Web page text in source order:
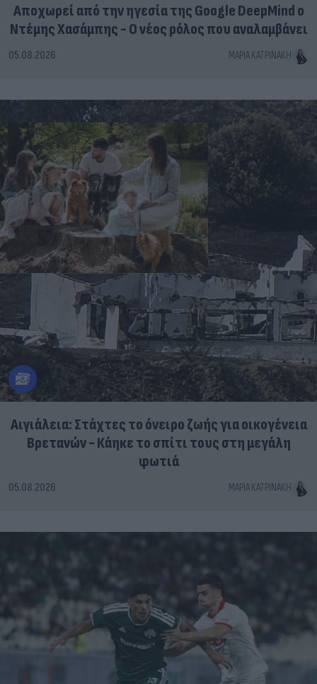
Αποχωρεί από την ηγεσία της Google DeepMind ο
Ντέμης Χασάμπης - Ο νέος ρόλος που αναλαμβάνει
05.08.2026 ΜΑΡΊΑ ΚΑΤΡΙΝΆΚΗ
Αιγιάλεια: Στάχτες το όνειρο ζωής για οικογένεια
Βρετανών - Κάηκε το σπίτι τους στη μεγάλη
φωτιά
05.08.2026 ΜΑΡΊΑ ΚΑΤΡΙΝΆΚΗ